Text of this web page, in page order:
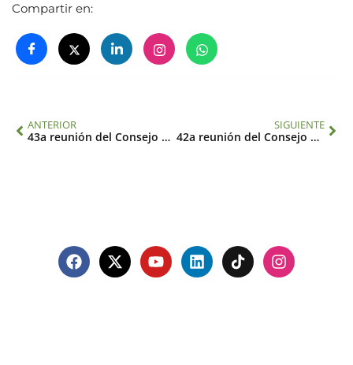
Compartir en:
ANTERIOR
43a reunión del Consejo Ejecutivo
SIGUIENTE
42a reunión del Consejo Ejecutivo